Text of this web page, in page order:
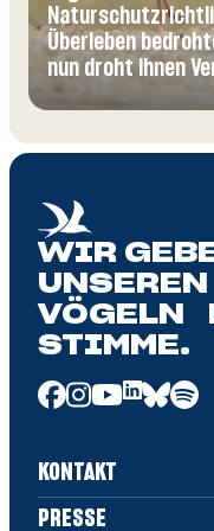
Überleben
nun droht ihnen
WIR
UNSEREN
VÖGELN
STIMME.
KONTAKT
PRESSE